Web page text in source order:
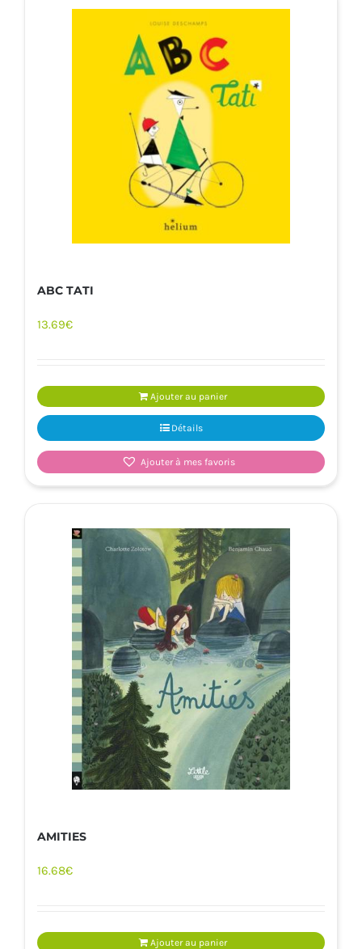
ABC TATI
13.69€
Ajouter au panier
Détails
Ajouter à mes favoris
AMITIES
16.68€
Ajouter au panier